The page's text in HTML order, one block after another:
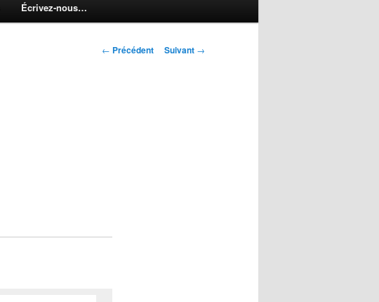
Écrivez-nous…
Navigation
← Précédent Suivant →